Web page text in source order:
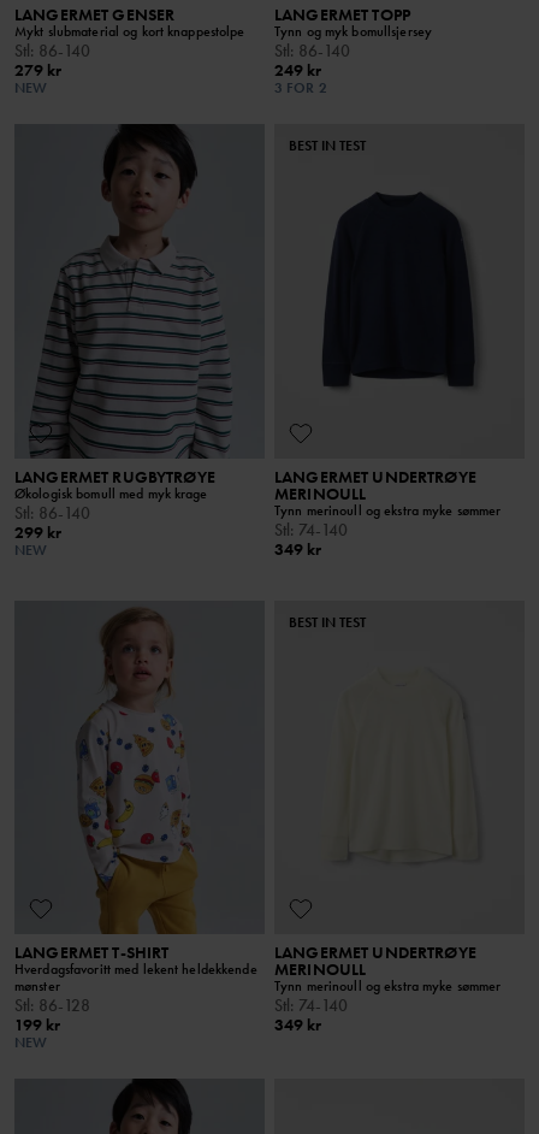
LANGERMET GENSER
Mykt slubmaterial og kort knappestolpe
Stl: 86-140
279 kr
NEW
LANGERMET TOPP
Tynn og myk bomullsjersey
Stl: 86-140
249 kr
3 FOR 2
LANGERMET RUGBYTRØYE
Økologisk bomull med myk krage
Stl: 86-140
299 kr
NEW
BEST IN TEST
LANGERMET UNDERTRØYE
MERINOULL
Tynn merinoull og ekstra myke sømmer
Stl: 74-140
349 kr
LANGERMET T-SHIRT
Hverdagsfavoritt med lekent heldekkende
mønster
Stl: 86-128
199 kr
NEW
BEST IN TEST
LANGERMET UNDERTRØYE
MERINOULL
Tynn merinoull og ekstra myke sømmer
Stl: 74-140
349 kr